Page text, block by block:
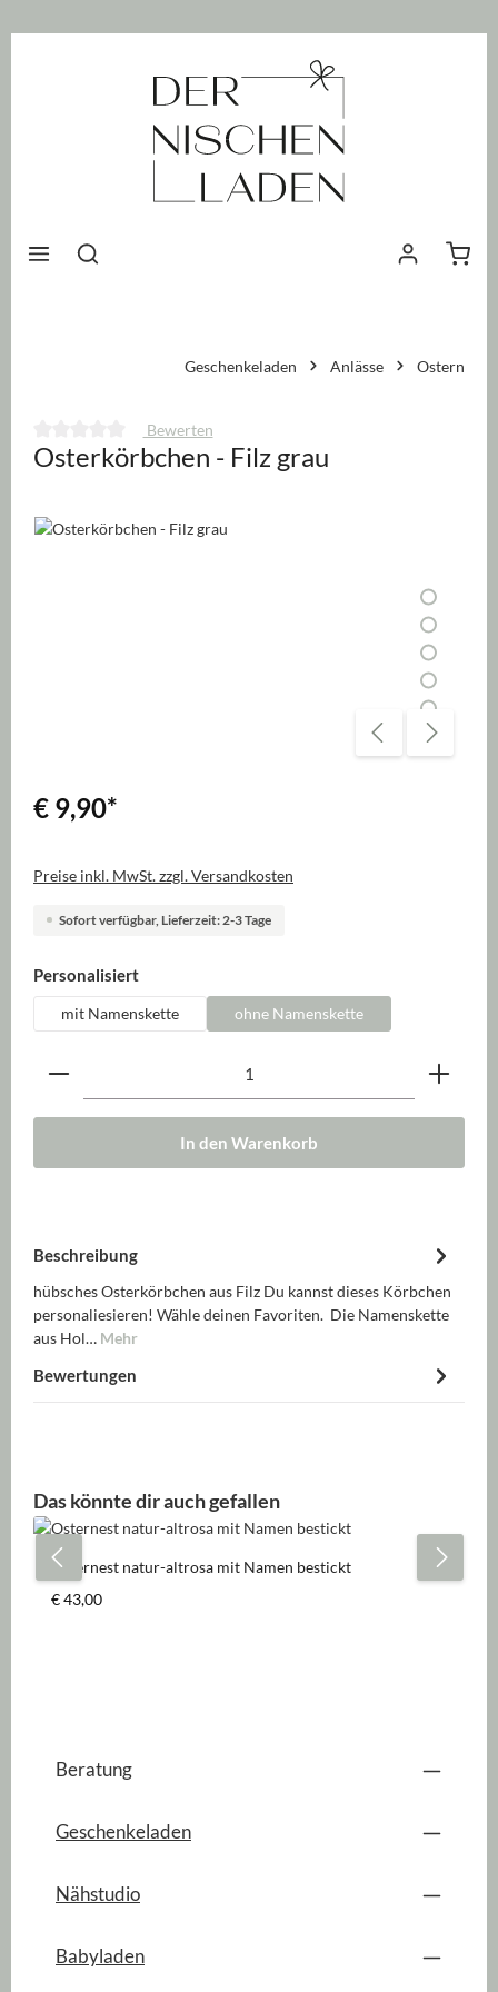
Geschenkeladen Anlässe Ostern
Durchschnittliche Bewertung von 0 von 5 Sternen
Bewerten
Osterkörbchen - Filz grau
Bildergalerie überspringen
€ 9,90*
Preise inkl. MwSt. zzgl. Versandkosten
Sofort verfügbar, Lieferzeit: 2-3 Tage
Personalisiertauswählen
mit Namenskette ohne Namenskette
Produkt Anzahl: Gib den gewünschten Wert ein
In den Warenkorb
Beschreibung
hübsches Osterkörbchen aus Filz Du kannst dieses Körbchen
personaliesieren! Wähle deinen Favoriten. Die Namenskette
aus Hol… Mehr
Bewertungen
Produktgalerie überspringen
Das könnte dir auch gefallen
Osternest natur-altrosa mit Namen bestickt
Regulärer Preis:
€ 43,00
Beratung
Geschenkeladen
Nähstudio
Babyladen